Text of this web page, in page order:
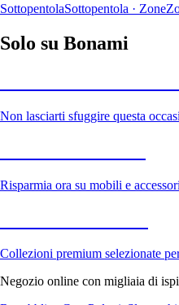
SottopentolaSottopentola · Zone
Solo su Bonami
Non lasciarti sfuggire questa
Risparmia ora su mobili e
Collezioni premium selezionate
Negozio online con migliaia di